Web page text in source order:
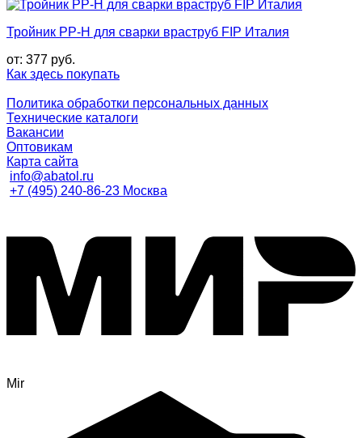
Тройник PP-H для сварки враструб FIP Италия
от: 377 руб.
Как здесь покупать
Политика обработки персональных данных
Технические каталоги
Вакансии
Оптовикам
Карта сайта
info@abatol.ru
+7 (495) 240-86-23 Москва
Mir